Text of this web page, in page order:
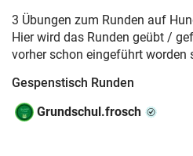
3 Übungen zum Runden auf
Hier wird das Runden geübt /
vorher schon eingeführt worden
Gespenstisch Runden
Grundschul.frosch